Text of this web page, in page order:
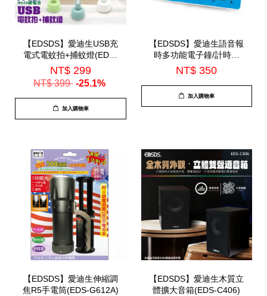
【EDSDS】愛迪生USB充
電式電蚊拍+捕蚊燈(EDS-
P5693)
NT$ 299
NT$ 399 -25.1%
加入購物車
【EDSDS】愛迪生語音報
時多功能電子鐘/計時器
(EDS-A56)
NT$ 350
加入購物車
【EDSDS】愛迪生伸縮調
焦R5手電筒(EDS-G612A)
【EDSDS】愛迪生木質立
體擴大音箱(EDS-C406)